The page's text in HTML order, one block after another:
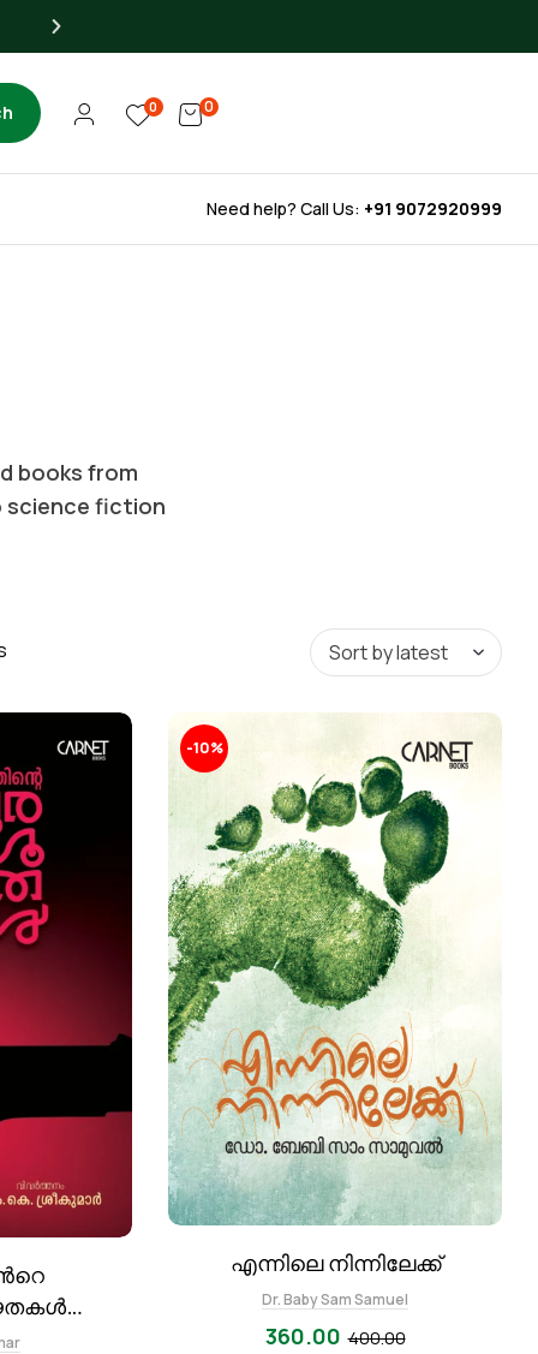
0 0
Need help? Call Us: +91 9072920999
books from
science fiction
-10%
എന്നിലെ നിന്നിലേക്ക്
Dr. Baby Sam Samuel
400.00
360.00